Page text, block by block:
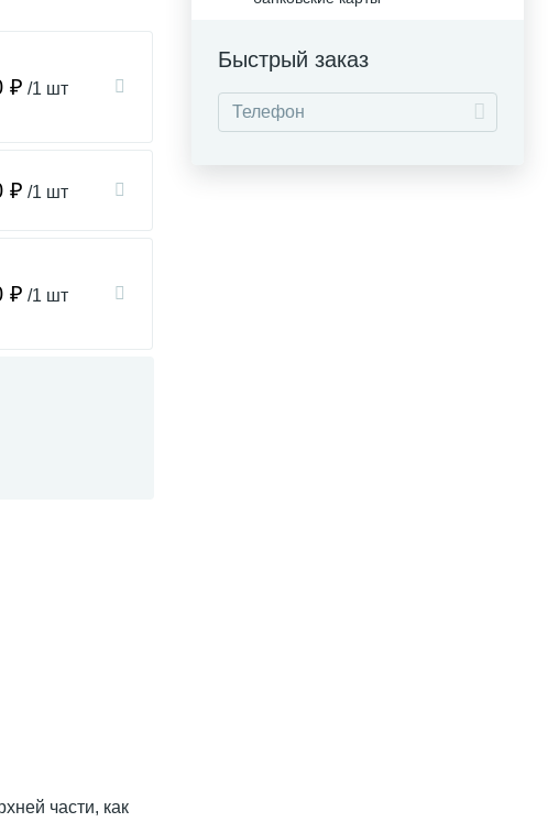
₽ /1 шт
₽ /1 шт
₽ /1 шт
части, как
Быстрый заказ